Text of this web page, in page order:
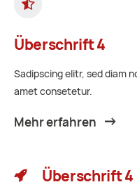
Überschrift 4
Sadipscing elitr, sed diam
amet consetetur.
Mehr erfahren
Überschrift 4